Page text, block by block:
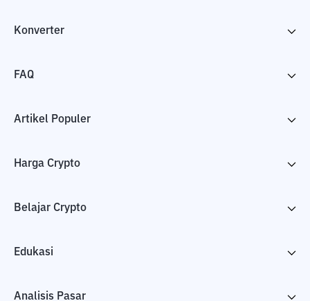
Konverter
FAQ
Artikel Populer
Harga Crypto
Belajar Crypto
Edukasi
Analisis Pasar